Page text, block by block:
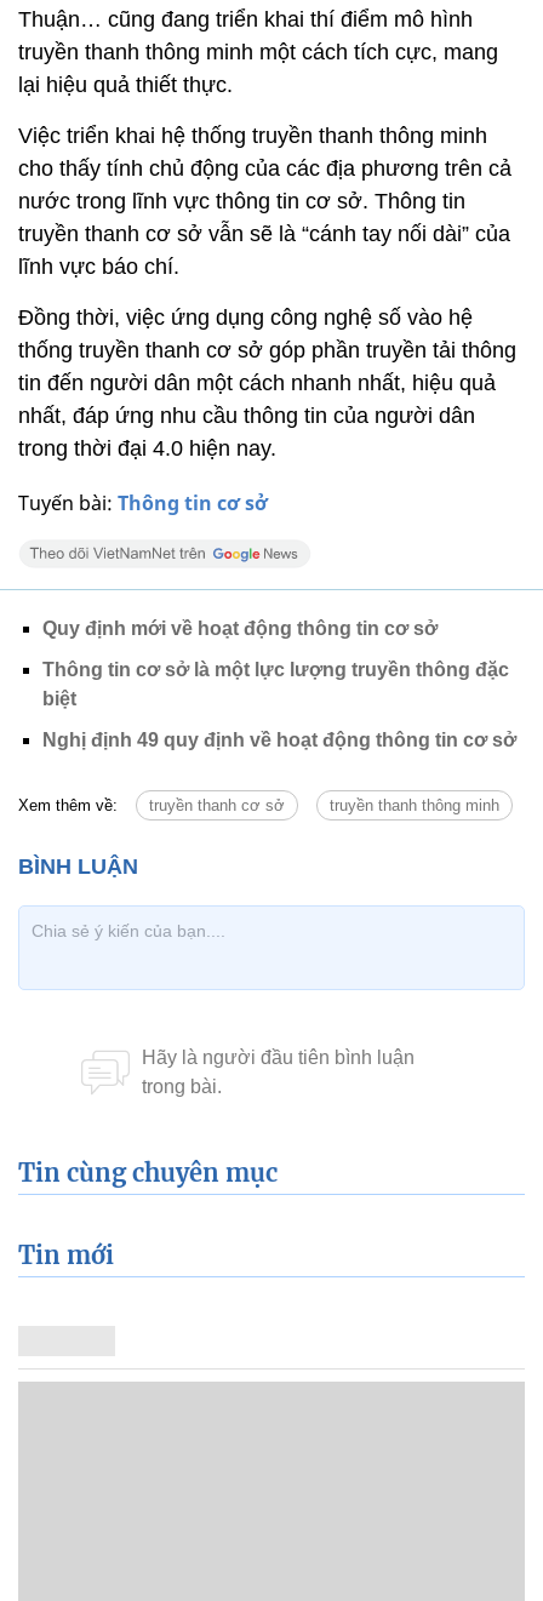
Tuyến bài: Thông tin cơ sở
Thuận… cũng đang triển khai thí điểm mô hình
truyền thanh thông minh một cách tích cực, mang
lại hiệu quả thiết thực.
Việc triển khai hệ thống truyền thanh thông minh
cho thấy tính chủ động của các địa phương trên cả
nước trong lĩnh vực thông tin cơ sở. Thông tin
truyền thanh cơ sở vẫn sẽ là “cánh tay nối dài” của
lĩnh vực báo chí.
Đồng thời, việc ứng dụng công nghệ số vào hệ
thống truyền thanh cơ sở góp phần truyền tải thông
tin đến người dân một cách nhanh nhất, hiệu quả
nhất, đáp ứng nhu cầu thông tin của người dân
trong thời đại 4.0 hiện nay.
Quy định mới về hoạt động thông tin cơ sở
Thông tin cơ sở là một lực lượng truyền thông đặc
biệt
Nghị định 49 quy định về hoạt động thông tin cơ sở
Xem thêm về: truyền thanh cơ sở truyền thanh thông minh
Tin cùng chuyên mục
Tin mới